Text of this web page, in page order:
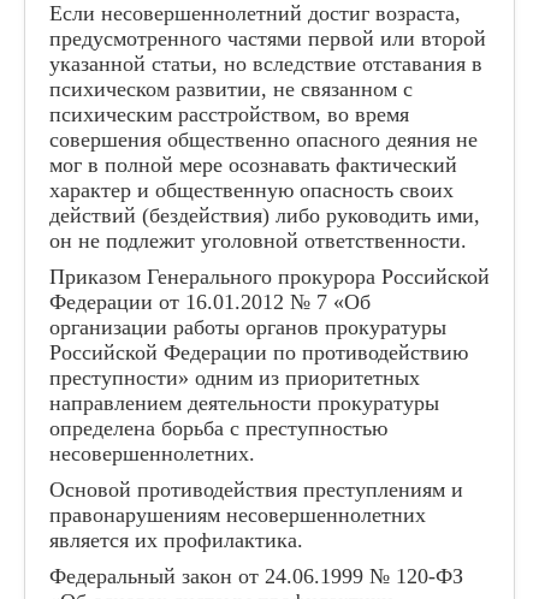
Дистанционный режим обучения
Школьный спортивный клуб
СОУТ
Всероссийские проверочные работы
Наставничество
Сведения об организации отдыха детей и их
оздоровлении
Контакты
80-летие Победы
Школьная Служба Примирения
Приём в 1 класс
Приём в ОО
Школьный хор
Если несовершеннолетний достиг возраста,
предусмотренного частями первой или второй
указанной статьи, но вследствие отставания в
психическом развитии, не связанном с
психическим расстройством, во время
совершения общественно опасного деяния не
мог в полной мере осознавать фактический
характер и общественную опасность своих
действий (бездействия) либо руководить ими,
он не подлежит уголовной ответственности.
Приказом Генерального прокурора Российской
Федерации от 16.01.2012 № 7 «Об
организации работы органов прокуратуры
Российской Федерации по противодействию
преступности» одним из приоритетных
направлением деятельности прокуратуры
определена борьба с преступностью
несовершеннолетних.
Основой противодействия преступлениям и
правонарушениям несовершеннолетних
является их профилактика.
Федеральный закон от 24.06.1999 № 120-ФЗ